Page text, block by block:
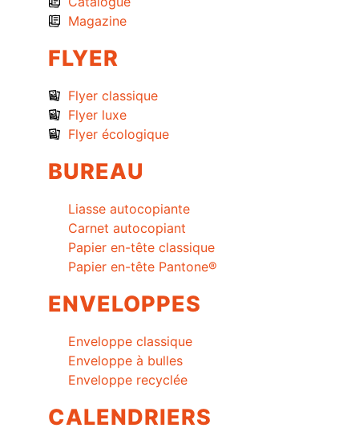
Magazine
FLYER
Flyer classique
Flyer luxe
Flyer écologique
BUREAU
Liasse autocopiante
Carnet autocopiant
Papier en-tête classique
Papier en-tête Pantone®
ENVELOPPES
Enveloppe classique
Enveloppe à bulles
Enveloppe recyclée
CALENDRIERS